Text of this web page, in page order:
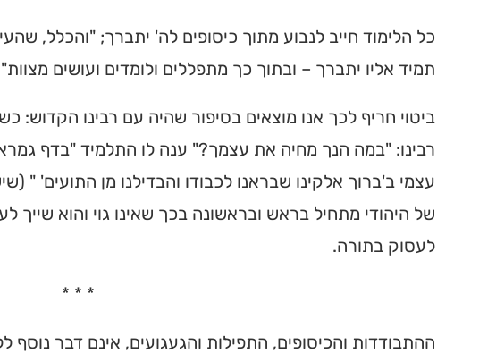
כל הלימוד חייב לנבוע מתוך כיסופים לה' יתברך; "והכלל,
תמיד אליו יתברך – ובתוך כך מתפללים ולומדים ועושים
ביטוי חריף לכך אנו מוצאים בסיפור שהיה עם רבינו הקדוש:
רבינו: "במה הנך מחיה את עצמך?" ענה לו התלמיד "בדף
עצמי ב'ברוך אלקינו שבראנו לכבודו והבדילנו מן התועים'
של היהודי מתחיל בראש ובראשונה בכך שאינו גוי והוא שייך
לעסוק בתורה.
* * *
ההתבודדות והכיסופים, התפילות והגעגועים, אינם דבר